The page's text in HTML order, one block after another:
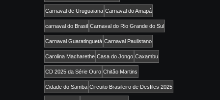
Carnaval de Uruguaiana Carnaval do Amapá
carnaval do Brasil Carnaval do Rio Grande do Sul
Carnaval Guaratinguetá Carnaval Paulistano
Carolina Macharethe Casa do Jongo Caxambu
CD 2025 da Série Ouro Chitão Martins
Cidade do Samba Circuito Brasileiro de Desfiles 2025